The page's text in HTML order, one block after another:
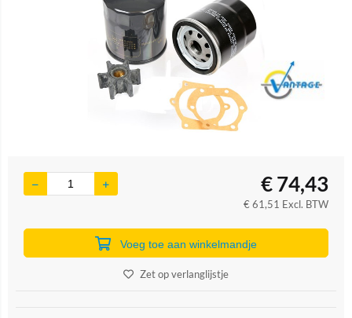
Brand
€74,43
€61,51 Excl. BTW
Voeg toe aan winkelmandje
Zet op verlanglijstje